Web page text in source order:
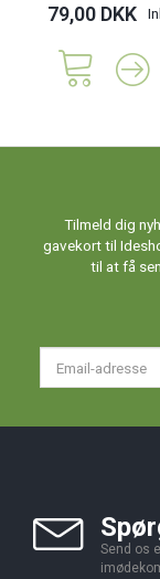
79,00 DKK
Tilmeld dig
gavekort til
til at få
Send os